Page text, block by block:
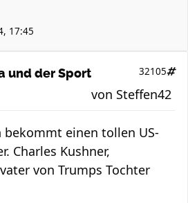
17:45
und der Sport 32105
von Steffen42
bekommt einen tollen US-
Charles Kushner,
von Trumps Tochter